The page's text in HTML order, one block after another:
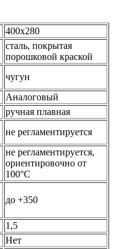
400х280
сталь, покрытая
порошковой краской
чугун
Аналоговый
ручная плавная
не регламентируется
не регламентируется,
ориентировочно от
100°С
до +350
1,5
Нет